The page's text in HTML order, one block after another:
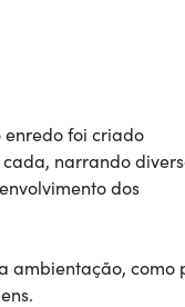
foi criado
narrando
dos
ambientação, como